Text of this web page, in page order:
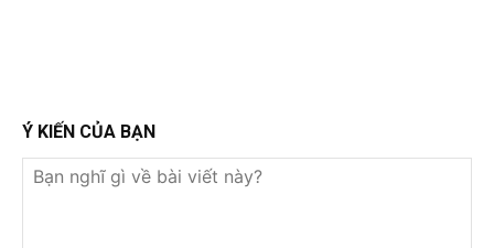
Ý KIẾN CỦA BẠN